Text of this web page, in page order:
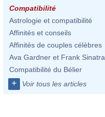
Compatibilité
Astrologie et compatibilité
Affinités et conseils
Affinités de couples célèbres
Ava Gardner et Frank Sinatra
Compatibilité du Bélier
+ Voir tous les articles